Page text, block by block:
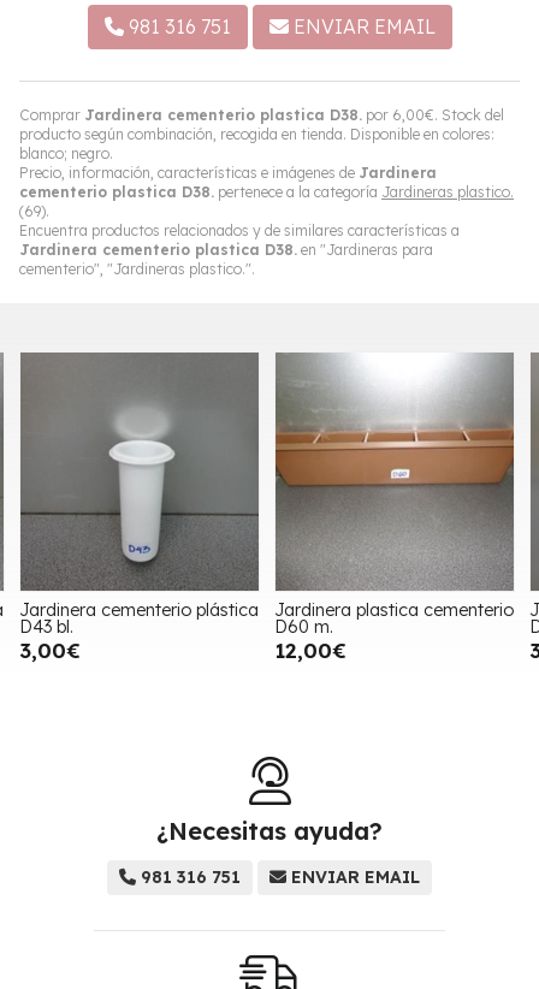
Comprar Jardinera cementerio plastica D38. por 6,00€. Stock del
producto según combinación, recogida en tienda. Disponible en colores:
blanco; negro.
Precio, información, características e imágenes de Jardinera
cementerio plastica D38. pertenece a la categoría Jardineras plastico.
(69).
Encuentra productos relacionados y de similares características a
Jardinera cementerio plastica D38. en "Jardineras para
cementerio", "Jardineras plastico.".
981 316 751 ENVIAR EMAIL
Jardinera cementerio plástica
D43 bl.
3,00€
Jardinera plastica cementerio
D60 m.
12,00€
¿Necesitas ayuda?
981 316 751 ENVIAR EMAIL